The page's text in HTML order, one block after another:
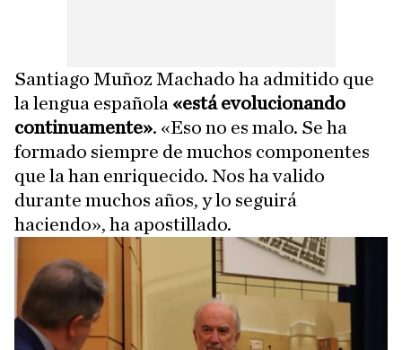
Santiago Muñoz Machado ha admitido que
la lengua española «está evolucionando
continuamente». «Eso no es malo. Se ha
formado siempre de muchos componentes
que la han enriquecido. Nos ha valido
durante muchos años, y lo seguirá
haciendo», ha apostillado.